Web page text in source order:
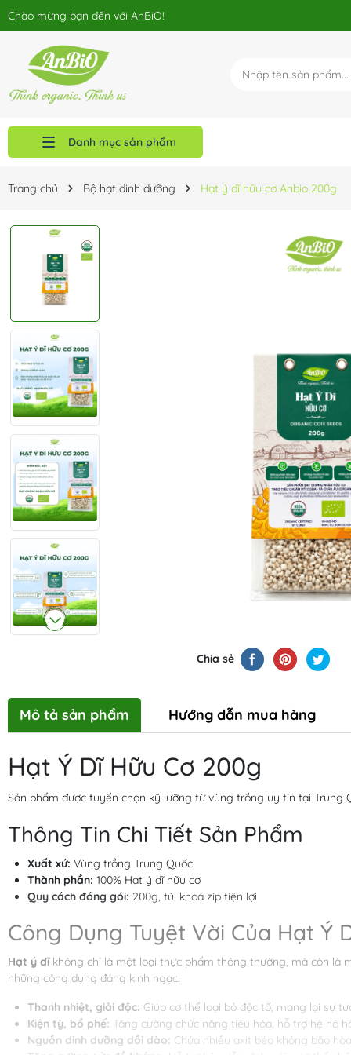
Chào mừng bạn đến với AnBiO!
Danh mục sản phẩm
Trang chủ Bộ hạt dinh dưỡng Hạt ý dĩ hữu cơ Anbio 200g
Chia sẻ
Mô tả sản phẩm Hướng dẫn mua hàng
Hạt Ý Dĩ Hữu Cơ 200g
Sản phẩm được tuyển chọn kỹ lưỡng từ vùng trồng uy tín tại Trung
Thông Tin Chi Tiết Sản Phẩm
Xuất xứ: Vùng trồng Trung Quốc
Thành phần: 100% Hạt ý dĩ hữu cơ
Quy cách đóng gói: 200g, túi khoá zip tiện lợi
Công Dụng Tuyệt Vời Của Hạt Ý
Hạt ý dĩkhông chỉ là một loại thực phẩm thông thường, mà còn là
những công dụng đáng kinh ngạc:
Thanh nhiệt, giải độc: Giúp cơ thể loại bỏ độc tố, mang lại sự
Kiện tỳ, bổ phế: Tăng cường chức năng tiêu hóa, hỗ trợ hệ hô
Nguồn dinh dưỡng dồi dào: Chứa nhiều axit béo không bão